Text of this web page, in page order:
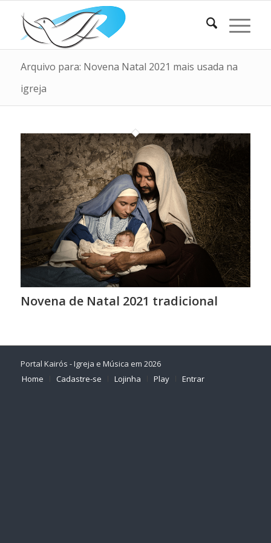
Arquivo para: Novena Natal 2021 mais usada na
igreja
Novena de Natal 2021 tradicional
Portal Kairós - Igreja e Música em 2026
Home
Cadastre-se Lojinha Play Entrar